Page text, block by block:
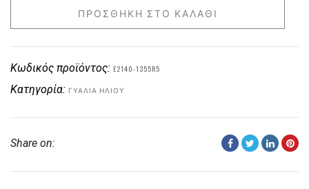
ΠΡΟΣΘΉΚΗ ΣΤΟ ΚΑΛΆΘΙ
Κωδικός προϊόντος: E2140-1355R5
Κατηγορία: ΓΥΑΛΙΆ ΗΛΊΟΥ
Share on: